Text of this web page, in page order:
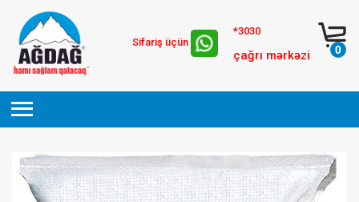
Sifariş üçün
*3030
çağrı mərkəzi 0